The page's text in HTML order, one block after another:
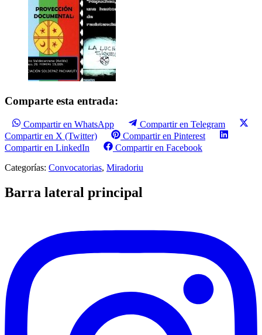
Comparte esta entrada:
Compartir en WhatsApp
Compartir en Telegram
Compartir en X (Twitter)
Compartir en Pinterest
Compartir en LinkedIn
Compartir en Facebook
Categorías: Convocatorias, Miradoriu
Barra lateral principal